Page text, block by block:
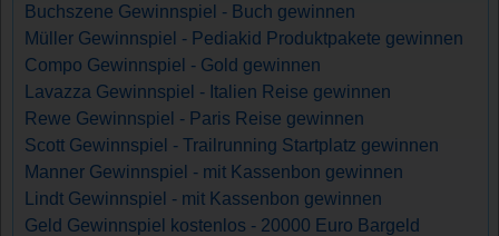
Buchszene Gewinnspiel - Buch gewinnen
Müller Gewinnspiel - Pediakid Produktpakete gewinnen
Compo Gewinnspiel - Gold gewinnen
Lavazza Gewinnspiel - Italien Reise gewinnen
Rewe Gewinnspiel - Paris Reise gewinnen
Scott Gewinnspiel - Trailrunning Startplatz gewinnen
Manner Gewinnspiel - mit Kassenbon gewinnen
Lindt Gewinnspiel - mit Kassenbon gewinnen
Geld Gewinnspiel kostenlos - 20000 Euro Bargeld